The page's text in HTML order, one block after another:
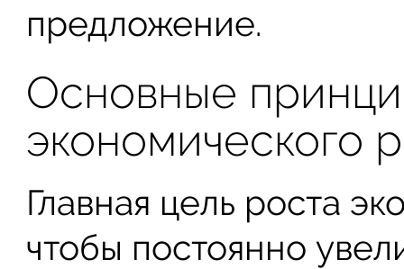
предложение.
Основные
экономического
Главная цель роста
чтобы постоянно